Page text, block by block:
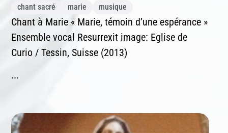
chant sacré marie musique
Chant à Marie « Marie, témoin d’une espérance »
Ensemble vocal Resurrexit image: Eglise de
Curio / Tessin, Suisse (2013)
...